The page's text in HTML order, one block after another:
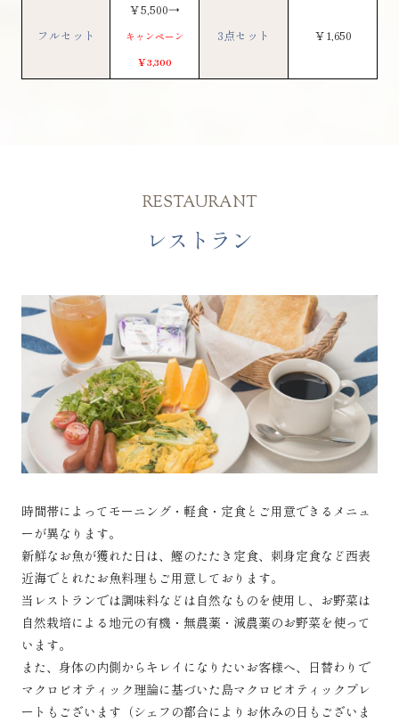
フルセット
￥5,500→
キャンペーン
￥3,300
3点セット ￥1,650
RESTAURANT
レストラン
時間帯によってモーニング・軽食・定食とご用意できるメニュ
ーが異なります。
新鮮なお魚が獲れた日は、鰹のたたき定食、刺身定食など西表
近海でとれたお魚料理もご用意しております。
当レストランでは調味料などは自然なものを使用し、お野菜は
自然栽培による地元の有機・無農薬・減農薬のお野菜を使って
います。
また、身体の内側からキレイになりたいお客様へ、日替わりで
マクロビオティック理論に基づいた島マクロビオティックプレ
ートもございます（シェフの都合によりお休みの日もございま